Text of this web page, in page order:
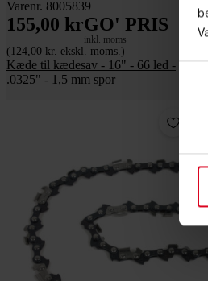
Varenr. 8005839
155,00 krGO' PRIS
inkl. moms
(124,00 kr. ekskl. moms.)
Kæde til kædesav - 16" - 66 led -
.0325" - 1,5 mm spor